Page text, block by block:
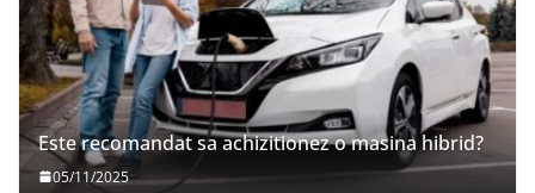
Este recomandat sa achizitionez o masina hibrid?
05/11/2025